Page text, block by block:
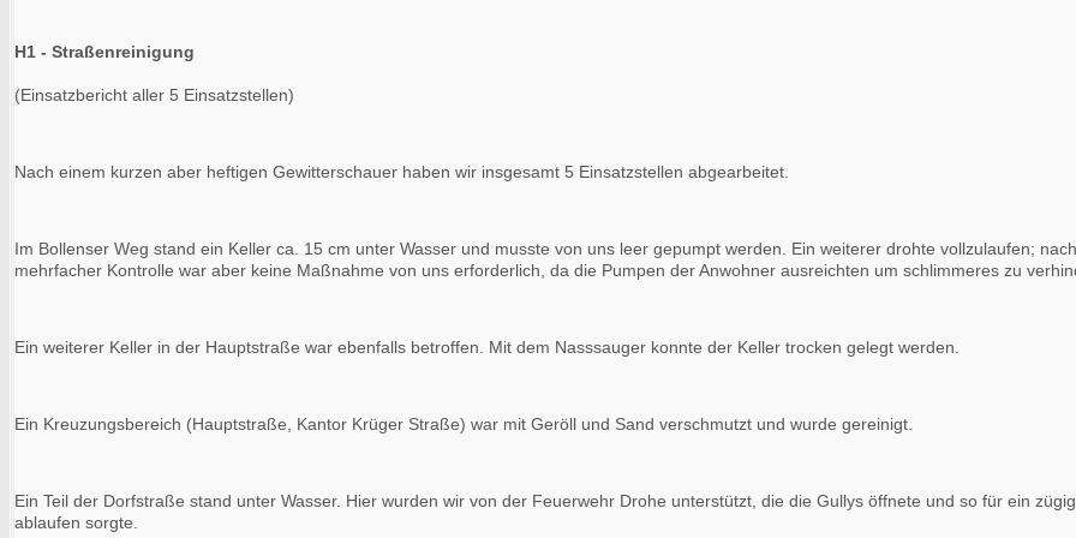
H1 - Straßenreinigung
(Einsatzbericht aller 5 Einsatzstellen)
Nach einem kurzen aber heftigen Gewitterschauer haben wir insgesamt 5 Einsatzstellen abgearbeitet.
Im Bollenser Weg stand ein Keller ca. 15 cm unter Wasser und musste von uns leer gepumpt werden. Ein weiterer drohte vollzulaufen; nach
mehrfacher Kontrolle war aber keine Maßnahme von uns erforderlich, da die Pumpen der Anwohner ausreichten um schlimmeres zu
Ein weiterer Keller in der Hauptstraße war ebenfalls betroffen. Mit dem Nasssauger konnte der Keller trocken gelegt werden.
Ein Kreuzungsbereich (Hauptstraße, Kantor Krüger Straße) war mit Geröll und Sand verschmutzt und wurde gereinigt.
Ein Teil der Dorfstraße stand unter Wasser. Hier wurden wir von der Feuerwehr Drohe unterstützt, die die Gullys öffnete und so für ein
ablaufen sorgte.